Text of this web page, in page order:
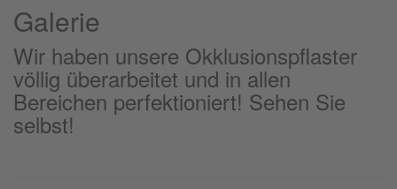
Galerie
Wir haben unsere Okklusionspflaster
völlig überarbeitet und in allen
Bereichen perfektioniert! Sehen Sie
selbst!